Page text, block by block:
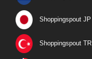
Shoppingspout JP
Shoppingspout TR